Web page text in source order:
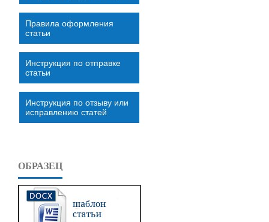
Правила оформления
статьи
Инструкция по отправке
статьи
Инструкция по отзыву или
исправлению статей
ОБРАЗЕЦ